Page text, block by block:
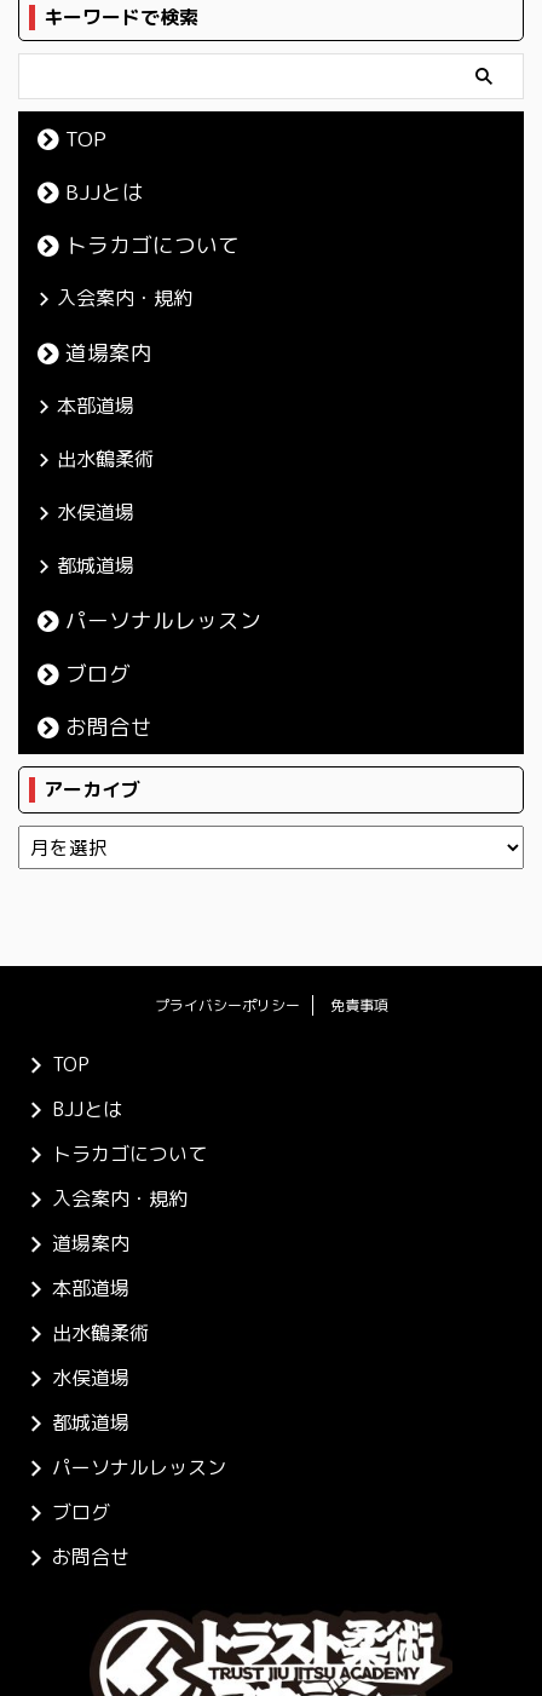
キーワードで検索
TOP
BJJとは
トラカゴについて
入会案内・規約
道場案内
本部道場
出水鶴柔術
水俣道場
都城道場
パーソナルレッスン
ブログ
お問合せ
アーカイブ
プライバシーポリシー 免責事項
TOP
BJJとは
トラカゴについて
入会案内・規約
道場案内
本部道場
出水鶴柔術
水俣道場
都城道場
パーソナルレッスン
ブログ
お問合せ